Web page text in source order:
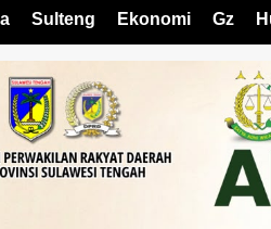
Sulteng Ekonomi Gz